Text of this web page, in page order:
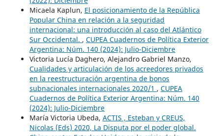
Micaela Kaplun, El posicionamiento de la República
Popular China en relación a la seguridad
internacional: una introducción al caso del Atlántico
Sur Occidental. , CUPEA Cuadernos de Política Exterior
Argentina: Núm. 140 (2024): Julio-Diciembre
Victoria Lucía Daghero, Alejandro Gabriel Manzo,
Cualidades y articulación de los acreedores privados
en la reestructuración argentina de bonos
subnacionales internacionales 2020/1 , CUPEA
Cuadernos de Política Exterior Argentina: Núm. 140
(2024): Julio-Diciembre
María Victoria Ubeda, ACTIS , Esteban y CREUS,
Nicolas (Eds) 2020, La Disputa por el poder global.